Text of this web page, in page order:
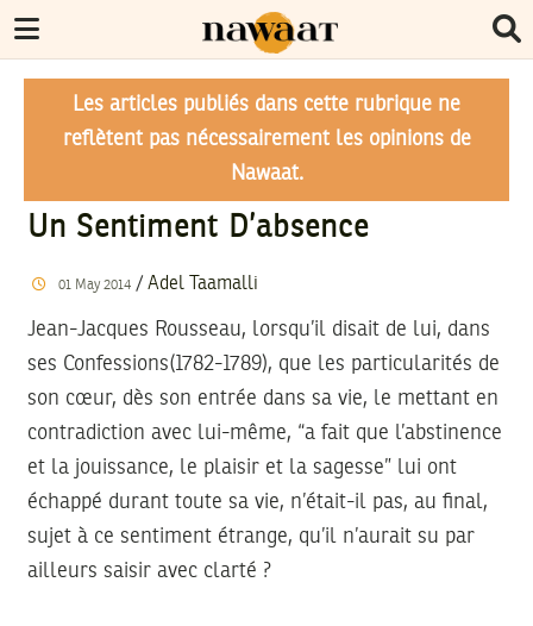
Les articles publiés dans cette rubrique ne
reflètent pas nécessairement les opinions de
Nawaat.
Un Sentiment D’absence
01 May 2014/ Adel Taamalli
Jean-Jacques Rousseau, lorsqu’il disait de lui, dans
ses Confessions(1782-1789), que les particularités de
son cœur, dès son entrée dans sa vie, le mettant en
contradiction avec lui-même, “a fait que l’abstinence
et la jouissance, le plaisir et la sagesse” lui ont
échappé durant toute sa vie, n’était-il pas, au final,
sujet à ce sentiment étrange, qu’il n’aurait su par
ailleurs saisir avec clarté ?